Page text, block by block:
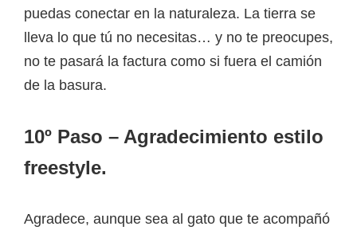
puedas conectar en la naturaleza. La tierra se
lleva lo que tú no necesitas… y no te preocupes,
no te pasará la factura como si fuera el camión
de la basura.
10º Paso – Agradecimiento estilo
freestyle.
Agradece, aunque sea al gato que te acompañó